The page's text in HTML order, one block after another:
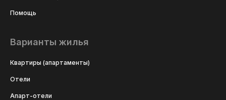
Помощь
Варианты жилья
Квартиры (апартаменты)
Отели
Апарт-отели